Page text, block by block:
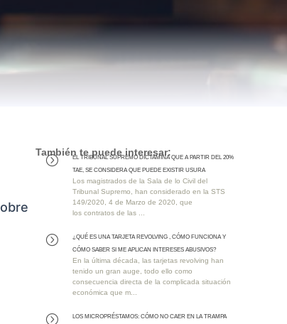
También te puede interesar:
=
EL TRIBUNAL SUPREMO DICTAMINA QUE A PARTIR DEL 20%
TAE, SE CONSIDERA QUE PUEDE EXISTIR USURA
Los magistrados de la Sala de lo Civil del
Tribunal Supremo, han considerado en la STS
149/2020, 4 de Marzo de 2020, que
los contratos de las ...
=
¿QUÉ ES UNA TARJETA REVOLVING , CÓMO FUNCIONA Y
CÓMO SABER SI ME APLICAN INTERESES ABUSIVOS?
En la última década, las tarjetas revolving han
tenido un gran auge, todo ello como
consecuencia directa de la complicada situación
económica que m...
= Los MICROPRÉSTAMOS: Cómo No Caer en la Trampa